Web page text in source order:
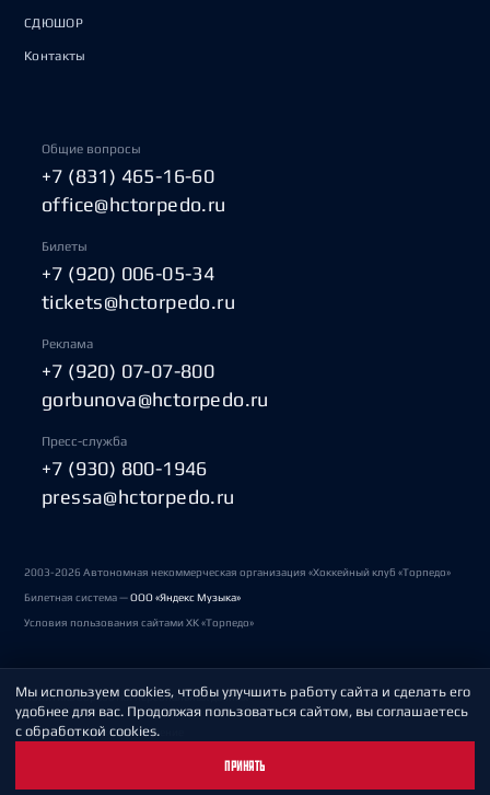
СДЮШОР
Контакты
Общие вопросы
+7 (831) 465-16-60
office@hctorpedo.ru
Билеты
+7 (920) 006-05-34
tickets@hctorpedo.ru
Реклама
+7 (920) 07-07-800
gorbunova@hctorpedo.ru
Пресс-служба
+7 (930) 800-1946
pressa@hctorpedo.ru
2003-2026 Автономная некоммерческая организация «Хоккейный клуб «Торпедо»
Билетная система —ООО «Яндекс Музыка»
Условия пользования сайтами ХК «Торпедо»
Политика обработки персональных данных
Пользовательское соглашение
Мы используем cookies, чтобы улучшить работу сайта и сделать его
удобнее для вас. Продолжая пользоваться сайтом, вы соглашаетесь
с обработкой cookies.
ПРИНЯТЬ